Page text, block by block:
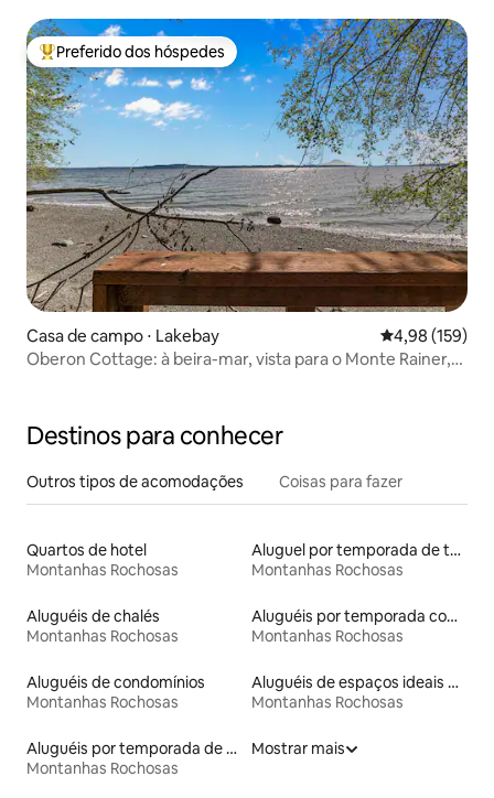
Entre os melhores preferidos dos hóspedes
Preferido dos hóspedes
Casa de campo ⋅ Lakebay 4,98 de uma
4,98 (159)
Oberon Cottage: à beira-mar, vista para o Monte Rainer,
Destinos para conhecer
Outros tipos de acomodações Coisas para fazer
Quartos de hotel
Montanhas Rochosas
Aluguel por temporada de tendas tipi
Montanhas Rochosas
Aluguéis de chalés
Montanhas Rochosas
Aluguéis por temporada com terraço
Montanhas Rochosas
Aluguéis de condomínios
Montanhas Rochosas
Aluguéis de espaços ideais para famílias
Montanhas Rochosas
Aluguéis por temporada de celeiros
Montanhas Rochosas
Mostrar mais